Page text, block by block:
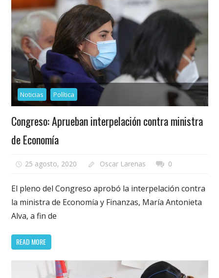
Noticias Política
Congreso: Aprueban interpelación contra ministra
de Economía
25 agosto, 2020 Oscar Larenas 0
El pleno del Congreso aprobó la interpelación contra
la ministra de Economía y Finanzas, María Antonieta
Alva, a fin de
READ MORE